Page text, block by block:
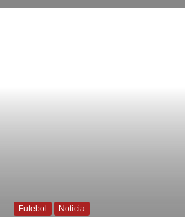
Futebol Noticia